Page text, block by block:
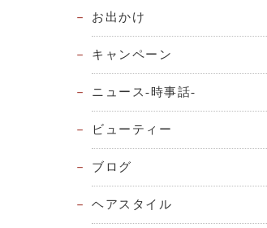
お出かけ
キャンペーン
ニュース-時事話-
ビューティー
ブログ
ヘアスタイル